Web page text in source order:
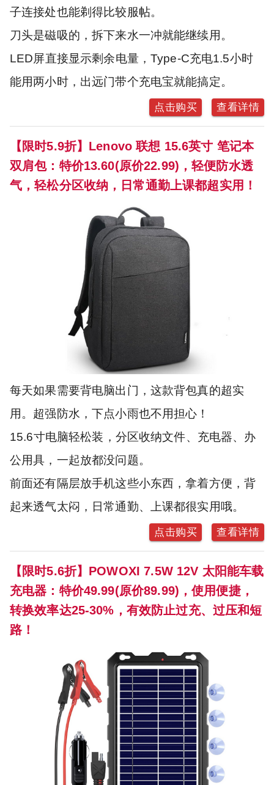
子连接处也能剃得比较服帖。
刀头是磁吸的，拆下来水一冲就能继续用。
LED屏直接显示剩余电量，Type-C充电1.5小时
能用两小时，出远门带个充电宝就能搞定。
点击购买 查看详情
【限时5.9折】Lenovo 联想 15.6英寸 笔记本
双肩包：特价13.60(原价22.99)，轻便防水透
气，轻松分区收纳，日常通勤上课都超实用！
每天如果需要背电脑出门，这款背包真的超实
用。超强防水，下点小雨也不用担心！
15.6寸电脑轻松装，分区收纳文件、充电器、办
公用具，一起放都没问题。
前面还有隔层放手机这些小东西，拿着方便，背
起来透气太闷，日常通勤、上课都很实用哦。
点击购买 查看详情
【限时5.6折】POWOXI 7.5W 12V 太阳能车载
充电器：特价49.99(原价89.99)，使用便捷，
转换效率达25-30%，有效防止过充、过压和短
路！